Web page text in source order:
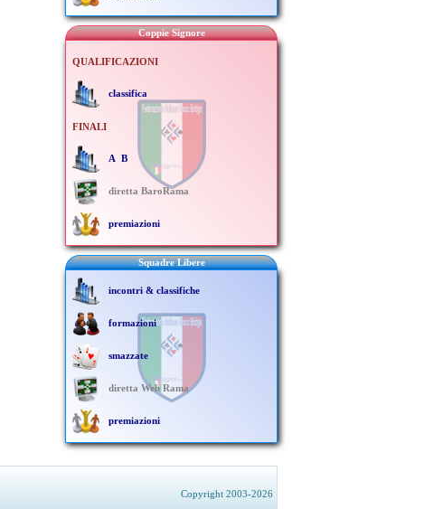
Coppie Signore
QUALIFICAZIONI
classifica
FINALI
A B
diretta BaroRama
premiazioni
Squadre Libere
incontri & classifiche
formazioni
smazzate
diretta Web Rama
premiazioni
Copyright 2003-2026